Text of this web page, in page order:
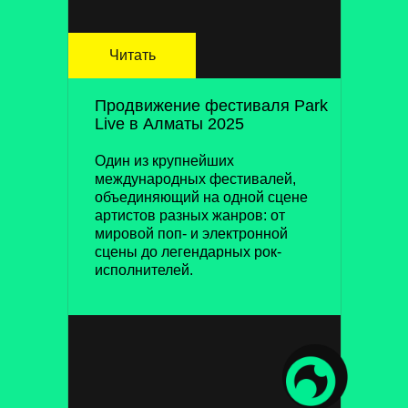
Продвижение фестиваля Park
Live в Алматы 2025
Один из крупнейших
международных фестивалей,
объединяющий на одной сцене
артистов разных жанров: от
мировой поп- и электронной
сцены до легендарных рок-
исполнителей.
Читать